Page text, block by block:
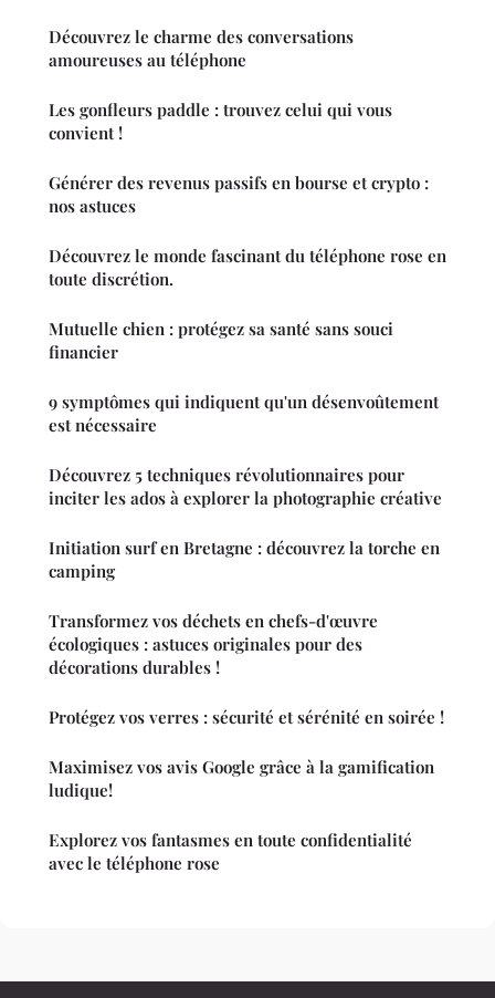
Découvrez le charme des conversations
amoureuses au téléphone
Les gonfleurs paddle : trouvez celui qui vous
convient !
Générer des revenus passifs en bourse et crypto :
nos astuces
Découvrez le monde fascinant du téléphone rose en
toute discrétion.
Mutuelle chien : protégez sa santé sans souci
financier
9 symptômes qui indiquent qu'un désenvoûtement
est nécessaire
Découvrez 5 techniques révolutionnaires pour
inciter les ados à explorer la photographie créative
Initiation surf en Bretagne : découvrez la torche en
camping
Transformez vos déchets en chefs-d'œuvre
écologiques : astuces originales pour des
décorations durables !
Protégez vos verres : sécurité et sérénité en soirée !
Maximisez vos avis Google grâce à la gamification
ludique!
Explorez vos fantasmes en toute confidentialité
avec le téléphone rose